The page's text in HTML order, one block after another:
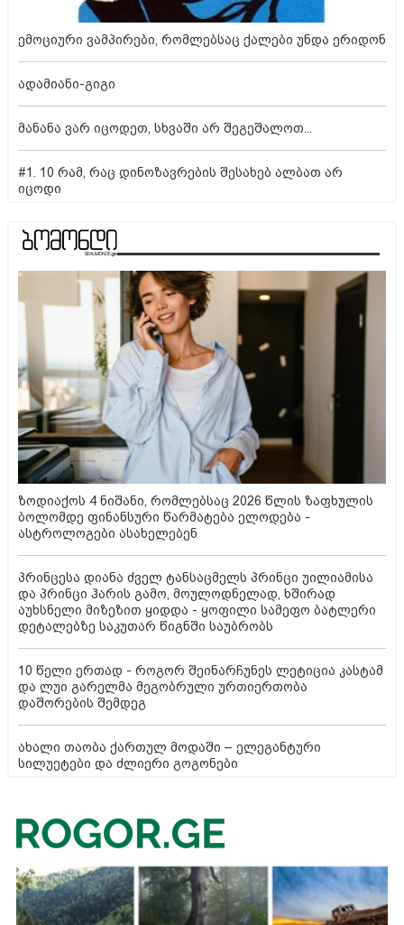
ემოციური ვამპირები, რომლებსაც ქალები უნდა ერიდონ
ადამიანი-გიგი
მანანა ვარ იცოდეთ, სხვაში არ შეგეშალოთ...
#1. 10 რამ, რაც დინოზავრების შესახებ ალბათ არ
იცოდი
ზოდიაქოს 4 ნიშანი, რომლებსაც 2026 წლის ზაფხულის
ბოლომდე ფინანსური წარმატება ელოდება -
ასტროლოგები ასახელებენ
პრინცესა დიანა ძველ ტანსაცმელს პრინცი უილიამისა
და პრინცი ჰარის გამო, მოულოდნელად, ხშირად
აუხსნელი მიზეზით ყიდდა - ყოფილი სამეფო ბატლერი
დეტალებზე საკუთარ წიგნში საუბრობს
10 წელი ერთად - როგორ შეინარჩუნეს ლეტიცია კასტამ
და ლუი გარელმა მეგობრული ურთიერთობა
დაშორების შემდეგ
ახალი თაობა ქართულ მოდაში – ელეგანტური
სილუეტები და ძლიერი გოგონები